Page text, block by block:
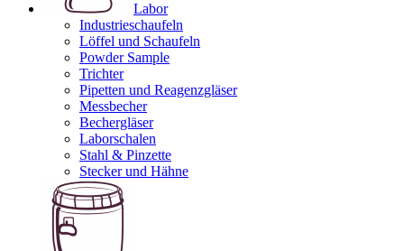
Labor
Industrieschaufeln
Löffel und Schaufeln
Powder Sample
Trichter
Pipetten und Reagenzgläser
Messbecher
Bechergläser
Laborschalen
Stahl & Pinzette
Stecker und Hähne